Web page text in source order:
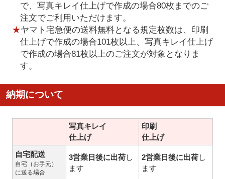
で、写真キレイ仕上げで作成の場合80枚までのご
注文でご利用いただけます。
★ヤマト宅急便の送料無料となる規定枚数は、印刷
仕上げで作成の場合101枚以上、写真キレイ仕上げ
で作成の場合81枚以上のご注文が対象となりま
す。
納期について
写真キレイ
仕上げ
印刷
仕上げ
自宅配送
自宅（お手元）
に送る場合
3営業日後に出荷し
ます
2営業日後に出荷し
ます